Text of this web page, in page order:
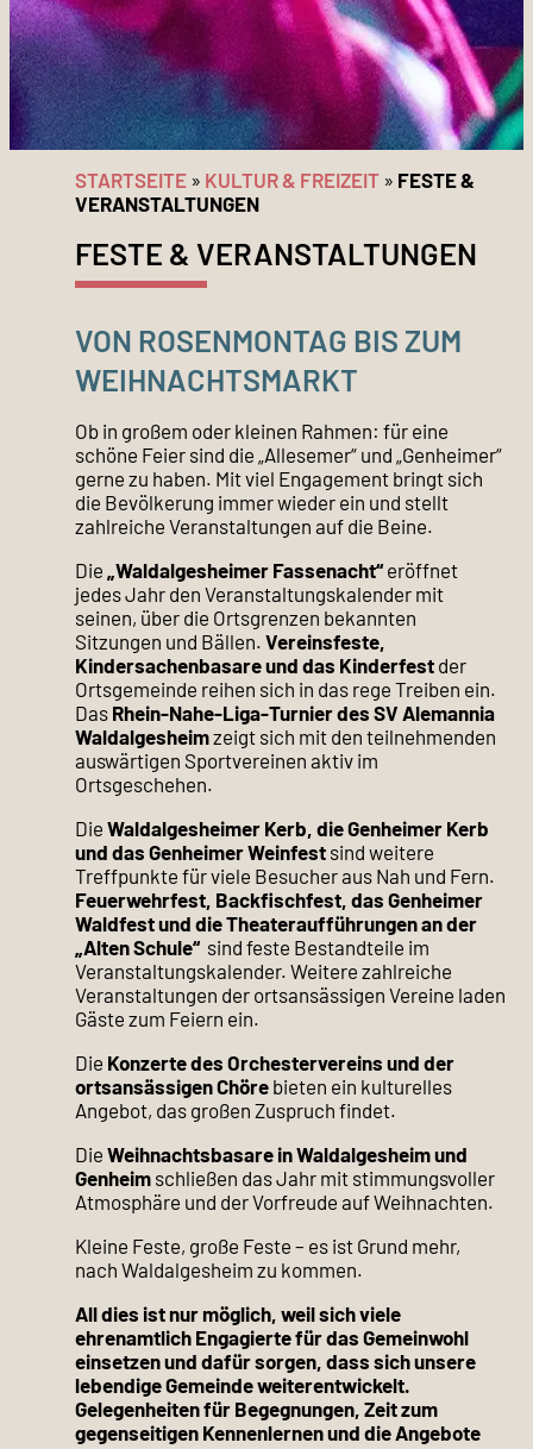
STARTSEITE » KULTUR & FREIZEIT » FESTE &
VERANSTALTUNGEN
FESTE & VERANSTALTUNGEN
VON ROSENMONTAG BIS ZUM
WEIHNACHTSMARKT
Ob in großem oder kleinen Rahmen: für eine
schöne Feier sind die „Allesemer“ und „Genheimer“
gerne zu haben. Mit viel Engagement bringt sich
die Bevölkerung immer wieder ein und stellt
zahlreiche Veranstaltungen auf die Beine.
Die „Waldalgesheimer Fassenacht“ eröffnet
jedes Jahr den Veranstaltungskalender mit
seinen, über die Ortsgrenzen bekannten
Sitzungen und Bällen. Vereinsfeste,
Kindersachenbasare und das Kinderfest der
Ortsgemeinde reihen sich in das rege Treiben ein.
Das Rhein-Nahe-Liga-Turnier des SV Alemannia
Waldalgesheimzeigt sich mit den teilnehmenden
auswärtigen Sportvereinen aktiv im
Ortsgeschehen.
Die Waldalgesheimer Kerb, die Genheimer Kerb
und das Genheimer Weinfest sind weitere
Treffpunkte für viele Besucher aus Nah und Fern.
Feuerwehrfest, Backfischfest, das Genheimer
Waldfest und die Theateraufführungen an der
„Alten Schule“ sind feste Bestandteile im
Veranstaltungskalender. Weitere zahlreiche
Veranstaltungen der ortsansässigen Vereine laden
Gäste zum Feiern ein.
Die Konzerte des Orchestervereins und der
ortsansässigen Chöre bieten ein kulturelles
Angebot, das großen Zuspruch findet.
Die Weihnachtsbasare in Waldalgesheim und
Genheim schließen das Jahr mit stimmungsvoller
Atmosphäre und der Vorfreude auf Weihnachten.
Kleine Feste, große Feste – es ist Grund mehr,
nach Waldalgesheim zu kommen.
All dies ist nur möglich, weil sich viele
ehrenamtlich Engagierte für das Gemeinwohl
einsetzen und dafür sorgen, dass sich unsere
lebendige Gemeinde weiterentwickelt.
Gelegenheiten für Begegnungen, Zeit zum
gegenseitigen Kennenlernen und die Angebote